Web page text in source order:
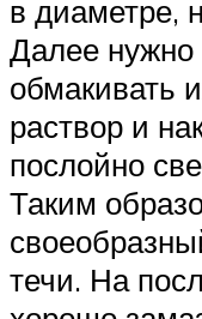
в диаметре,
Далее нужно
обмакивать
раствор и
послойно
Таким
течи. На